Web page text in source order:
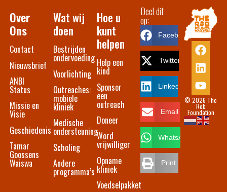
© 2026 The
Rob
Foundation
Over
Ons
Contact​
Nieuwsbrief
ANBI
Status
Missie en
Visie
Geschiedenis
Tamar
Goossens
Waiswa
Wat wij
doen
Bestrijden
ondervoeding
Voorlichting
Outreaches:
mobiele
kliniek
Medische
ondersteuning
Scholing
Andere
programma’s
Hoe u
kunt
helpen
Help een
kind
Sponsor
een
outreach
Doneer
Word
vrijwilliger
Opname
kliniek
Voedselpakket
Deel dit
op:
Facebook
Twitter
LinkedIn
Email
WhatsApp
Print